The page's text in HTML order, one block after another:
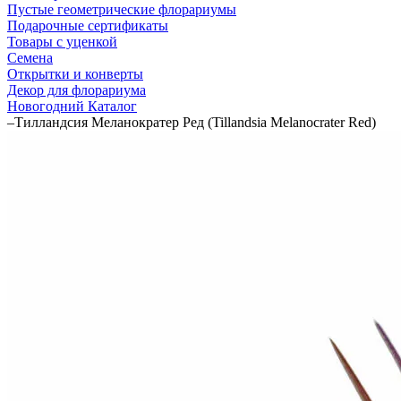
Пустые геометрические флорариумы
Подарочные сертификаты
Товары с уценкой
Семена
Открытки и конверты
Декор для флорариума
Новогодний Каталог
–Тилландсия Меланократер Ред (Tillandsia Melanocrater Red)